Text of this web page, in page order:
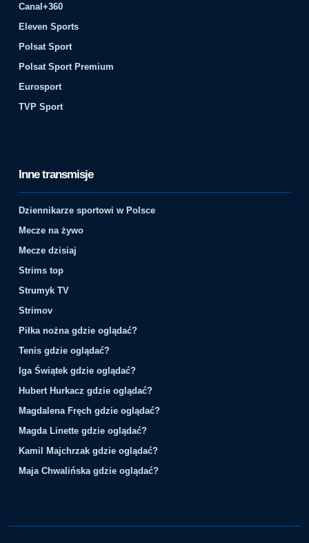
Canal+360
Eleven Sports
Polsat Sport
Polsat Sport Premium
Eurosport
TVP Sport
Inne transmisje
Dziennikarze sportowi w Polsce
Mecze na żywo
Mecze dzisiaj
Strims top
Strumyk TV
Strimov
Piłka nożna gdzie oglądać?
Tenis gdzie oglądać?
Iga Świątek gdzie oglądać?
Hubert Hurkacz gdzie oglądać?
Magdalena Fręch gdzie oglądać?
Magda Linette gdzie oglądać?
Kamil Majchrzak gdzie oglądać?
Maja Chwalińska gdzie oglądać?